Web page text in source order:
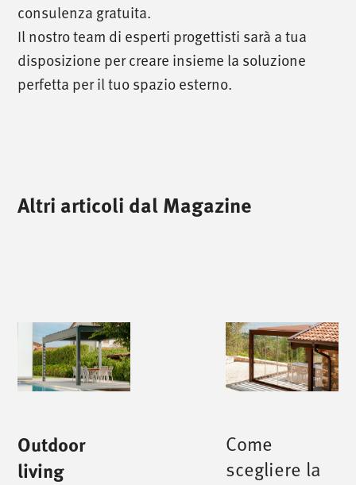
consulenza gratuita.
Il nostro team di esperti progettisti sarà a tua
disposizione per creare insieme la soluzione
perfetta per il tuo spazio esterno.
Altri articoli dal Magazine
Outdoor
living
Come
scegliere la